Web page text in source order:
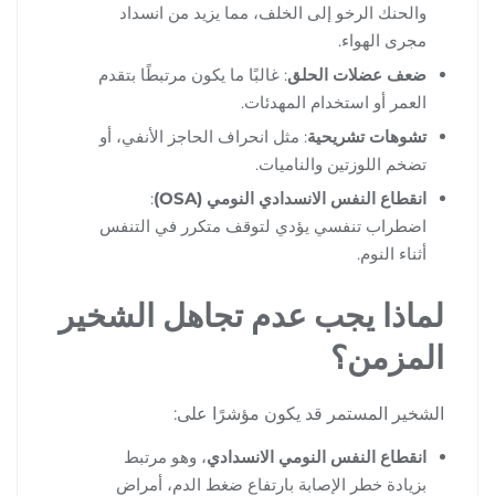
والحنك الرخو إلى الخلف، مما يزيد من انسداد
مجرى الهواء.
ضعف عضلات الحلق: غالبًا ما يكون مرتبطًا بتقدم
العمر أو استخدام المهدئات.
تشوهات تشريحية: مثل انحراف الحاجز الأنفي، أو
تضخم اللوزتين والناميات.
انقطاع النفس الانسدادي النومي (OSA)
:
اضطراب تنفسي يؤدي لتوقف متكرر في التنفس
أثناء النوم.
لماذا يجب عدم تجاهل الشخير
المزمن؟
الشخير المستمر قد يكون مؤشرًا على:
انقطاع النفس النومي الانسدادي، وهو مرتبط
بزيادة خطر الإصابة بارتفاع ضغط الدم، أمراض